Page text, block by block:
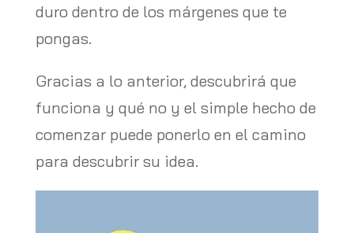
duro dentro de los márgenes que te
pongas.
Gracias a lo anterior, descubrirá que
funciona y qué no y el simple hecho de
comenzar puede ponerlo en el camino
para descubrir su idea.